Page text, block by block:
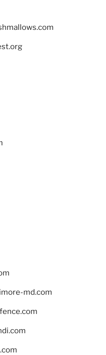
md.com